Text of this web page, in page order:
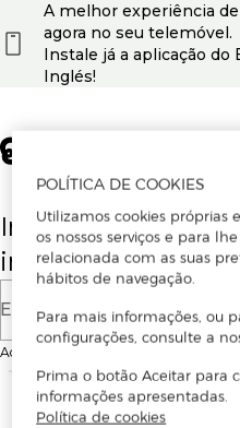
Insira o seu email
iniciar sessão.
E-mail
Ao continuar, aceitas as
A melhor experiência
agora no seu telemóvel.
Instale já a aplicação do
Inglés!
POLÍTICA DE COOKIES
Utilizamos cookies próprias
os nossos serviços e para
relacionada com as suas
hábitos de navegação.
Para mais informações, ou
configurações, consulte a
Prima o botão Aceitar para
informações apresentadas.
Política de cookies